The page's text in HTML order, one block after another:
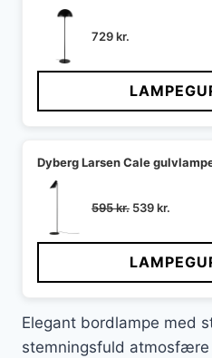
729kr.
Dyberg Larsen Cale
595kr. Den
pris
var:
595 kr..
539kr.
pris
er:
539 kr..
Elegant bordlampe med
stemningsfuld